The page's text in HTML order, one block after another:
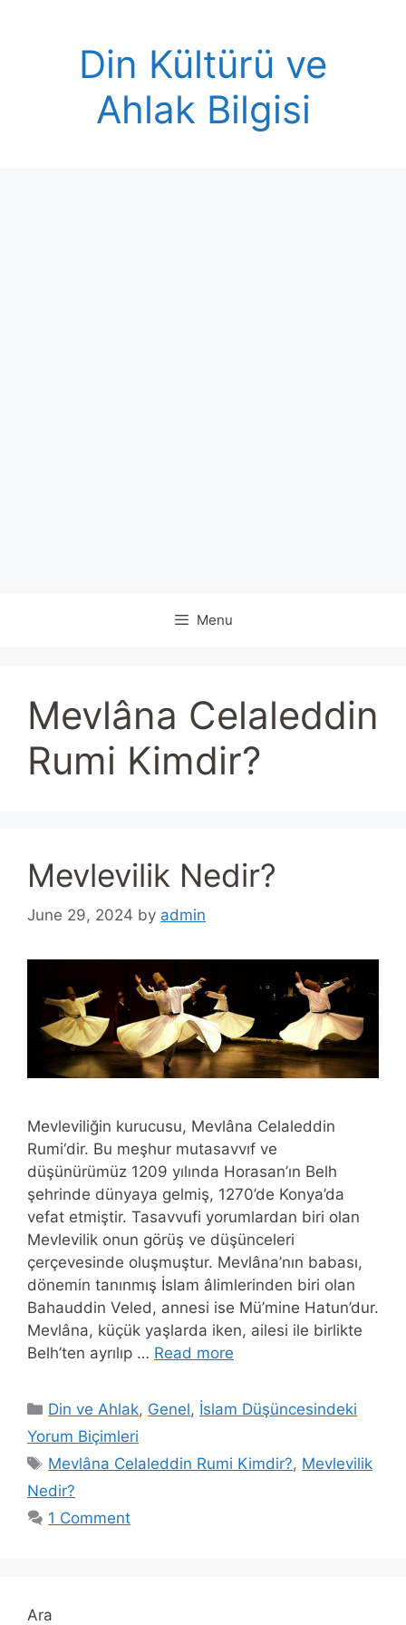
Din Kültürü ve
Ahlak Bilgisi
Menu
Mevlâna Celaleddin
Rumi Kimdir?
Mevlevilik Nedir?
June 29, 2024 by admin
Mevleviliğin kurucusu, Mevlâna Celaleddin
Rumi‘dir. Bu meşhur mutasavvıf ve
düşünürümüz 1209 yılında Horasan’ın Belh
şehrinde dünyaya gelmiş, 1270’de Konya’da
vefat etmiştir. Tasavvufi yorumlardan biri olan
Mevlevilik onun görüş ve düşünceleri
çerçevesinde oluşmuştur. Mevlâna’nın babası,
dönemin tanınmış İslam âlimlerinden biri olan
Bahauddin Veled, annesi ise Mü’mine Hatun’dur.
Mevlâna, küçük yaşlarda iken, ailesi ile birlikte
Belh’ten ayrılıp … Read more
Categories
Din ve Ahlak, Genel, İslam Düşüncesindeki
Yorum Biçimleri
Tags
Mevlâna Celaleddin Rumi Kimdir?, Mevlevilik
Nedir?
1 Comment
Ara